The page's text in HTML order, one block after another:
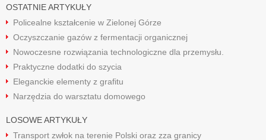
OSTATNIE ARTYKUŁY
Policealne kształcenie w Zielonej Górze
Oczyszczanie gazów z fermentacji organicznej
Nowoczesne rozwiązania technologiczne dla przemysłu.
Praktyczne dodatki do szycia
Eleganckie elementy z grafitu
Narzędzia do warsztatu domowego
LOSOWE ARTYKUŁY
Transport zwłok na terenie Polski oraz zza granicy